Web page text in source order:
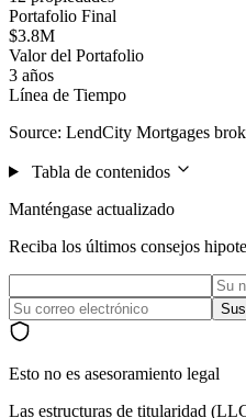
Portafolio Final
$3.8M
Valor del Portafolio
3 años
Línea de Tiempo
Source: LendCity Mortgages
Tabla de contenidos
Manténgase actualizado
Reciba los últimos consejos
Esto no es asesoramiento legal
Las estructuras de titularidad